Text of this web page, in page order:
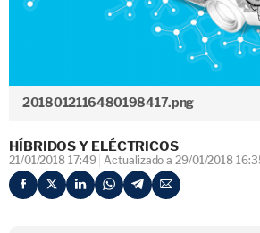
2018012116480198417.png
HÍBRIDOS Y ELÉCTRICOS
21/01/2018 17:49 Actualizado a 29/01/2018